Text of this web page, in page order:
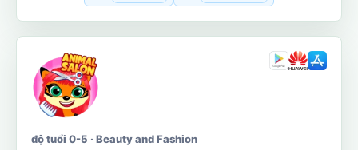
độ tuổi 0-5 · Beauty and Fashion